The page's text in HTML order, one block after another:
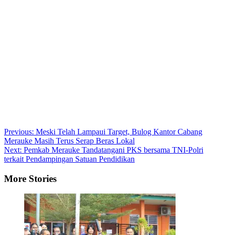
Post
navigation
Previous: Meski Telah Lampaui Target, Bulog Kantor Cabang
Merauke Masih Terus Serap Beras Lokal
Next: Pemkab Merauke Tandatangani PKS bersama TNI-Polri
terkait Pendampingan Satuan Pendidikan
More Stories